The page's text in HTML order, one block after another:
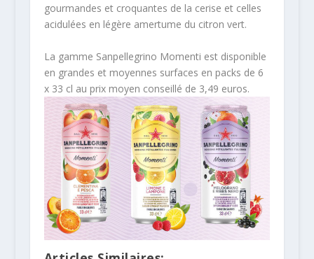
gourmandes et croquantes de la cerise et celles
acidulées en légère amertume du citron vert.
La gamme Sanpellegrino Momenti est disponible
en grandes et moyennes surfaces en packs de 6
x 33 cl au prix moyen conseillé de 3,49 euros.